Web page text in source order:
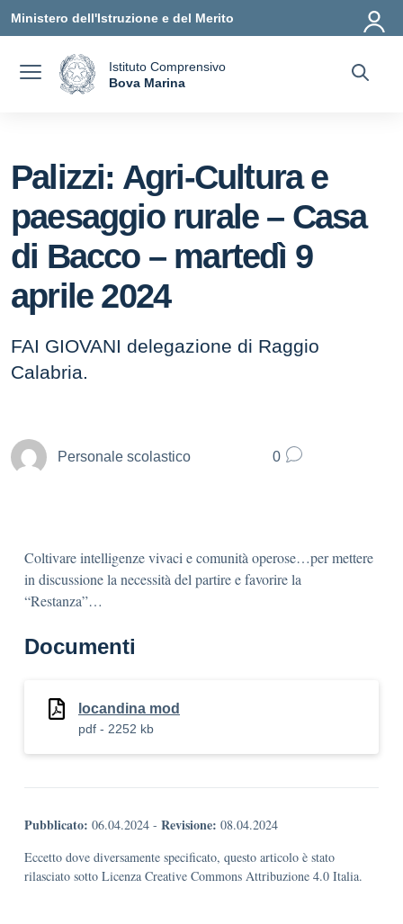
Ministero dell'Istruzione e del Merito
Istituto Comprensivo
Bova Marina
Palizzi: Agri-Cultura e
paesaggio rurale – Casa
di Bacco – martedì 9
aprile 2024
FAI GIOVANI delegazione di Raggio
Calabria.
Personale scolastico 0
Coltivare intelligenze vivaci e comunità operose…per mettere
in discussione la necessità del partire e favorire la
“Restanza”…
Documenti
locandina mod
pdf - 2252 kb
Pubblicato: 06.04.2024 - Revisione: 08.04.2024
Eccetto dove diversamente specificato, questo articolo è stato
rilasciato sotto Licenza Creative Commons Attribuzione 4.0 Italia.